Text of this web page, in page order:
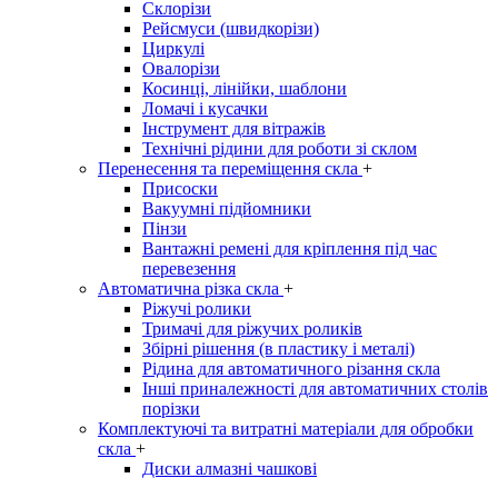
Склорізи
Рейсмуси (швидкорізи)
Циркулі
Овалорізи
Косинці, лінійки, шаблони
Ломачі і кусачки
Інструмент для вітражів
Технічні рідини для роботи зі склом
Перенесення та переміщення скла +
Присоски
Вакуумні підйомники
Пінзи
Вантажні ремені для кріплення під час
перевезення
Автоматична різка скла +
Ріжучі ролики
Тримачі для ріжучих роликів
Збірні рішення (в пластику і металі)
Рідина для автоматичного різання скла
Інші приналежності для автоматичних столів
порізки
Комплектуючі та витратні матеріали для обробки
скла +
Диски алмазні чашкові